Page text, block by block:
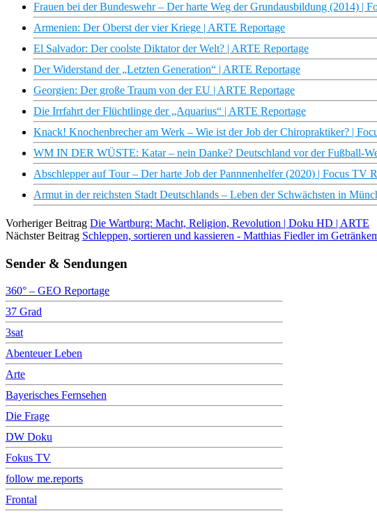
Frauen bei der Bundeswehr – Der harte Weg der Grundausbildung (2014) |
Armenien: Der Oberst der vier Kriege | ARTE Reportage
El Salvador: Der coolste Diktator der Welt? | ARTE Reportage
Der Widerstand der „Letzten Generation“ | ARTE Reportage
Georgien: Der große Traum von der EU | ARTE Reportage
Die Irrfahrt der Flüchtlinge der „Aquarius“ | ARTE Reportage
Knack! Knochenbrecher am Werk – Wie ist der Job der Chiropraktiker? |
WM IN DER WÜSTE: Katar – nein Danke? Deutschland vor der Fußball-
Abschlepper auf Tour – Der harte Job der Pannnenhelfer (2020) | Focus TV
Armut in der reichsten Stadt Deutschlands – Leben der Schwächsten in
Vorheriger Beitrag Die Wartburg: Macht, Religion, Revolution | Doku HD | ARTE
Nächster Beitrag Schleppen, sortieren und kassieren - Matthias Fiedler im
Sender & Sendungen
360° – GEO Reportage
37 Grad
3sat
Abenteuer Leben
Arte
Bayerisches Fernsehen
Die Frage
DW Doku
Fokus TV
follow me.reports
Frontal